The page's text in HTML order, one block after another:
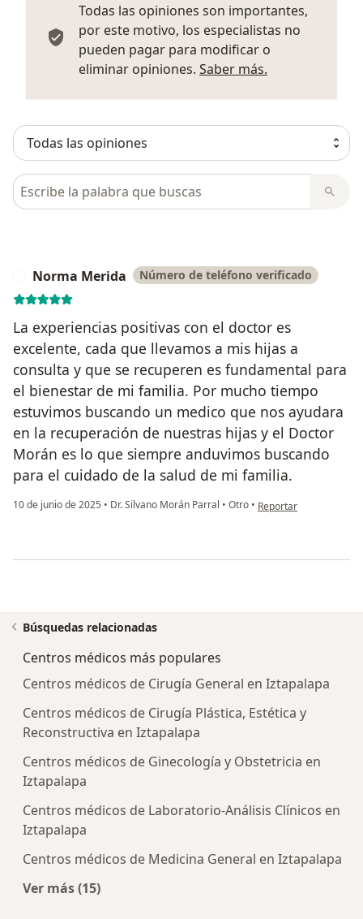
Todas las opiniones son importantes,
por este motivo, los especialistas no
pueden pagar para modificar o
eliminar opiniones. Saber más.
Busca en opiniones
Norma Merida Número de teléfono verificado
La experiencias positivas con el doctor es
excelente, cada que llevamos a mis hijas a
consulta y que se recuperen es fundamental para
el bienestar de mi familia. Por mucho tiempo
estuvimos buscando un medico que nos ayudara
en la recuperación de nuestras hijas y el Doctor
Morán es lo que siempre anduvimos buscando
para el cuidado de la salud de mi familia.
10 de junio de 2025 • Dr. Silvano Morán Parral • Otro • en opinión del usuario
Reportar
Búsquedas relacionadas
Centros médicos más populares
Centros médicos de Cirugía General en Iztapalapa
Centros médicos de Cirugía Plástica, Estética y
Reconstructiva en Iztapalapa
Centros médicos de Ginecología y Obstetricia en
Iztapalapa
Centros médicos de Laboratorio-Análisis Clínicos en
Iztapalapa
Centros médicos de Medicina General en Iztapalapa
Ver más (15)